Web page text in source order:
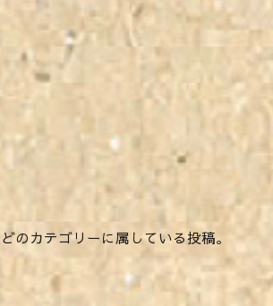
のカテゴリーに属している投稿。